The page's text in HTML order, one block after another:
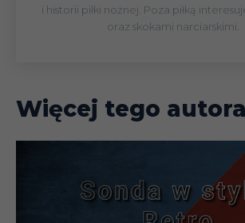
i historii piłki nożnej. Poza piłką
oraz skokami narciarskimi.
Więcej tego autora